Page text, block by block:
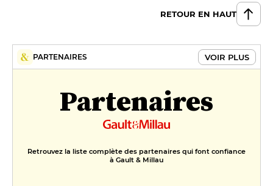
RETOUR EN HAUT
PARTENAIRES VOIR PLUS
Partenaires
Retrouvez la liste complète des partenaires qui font confiance
à Gault & Millau